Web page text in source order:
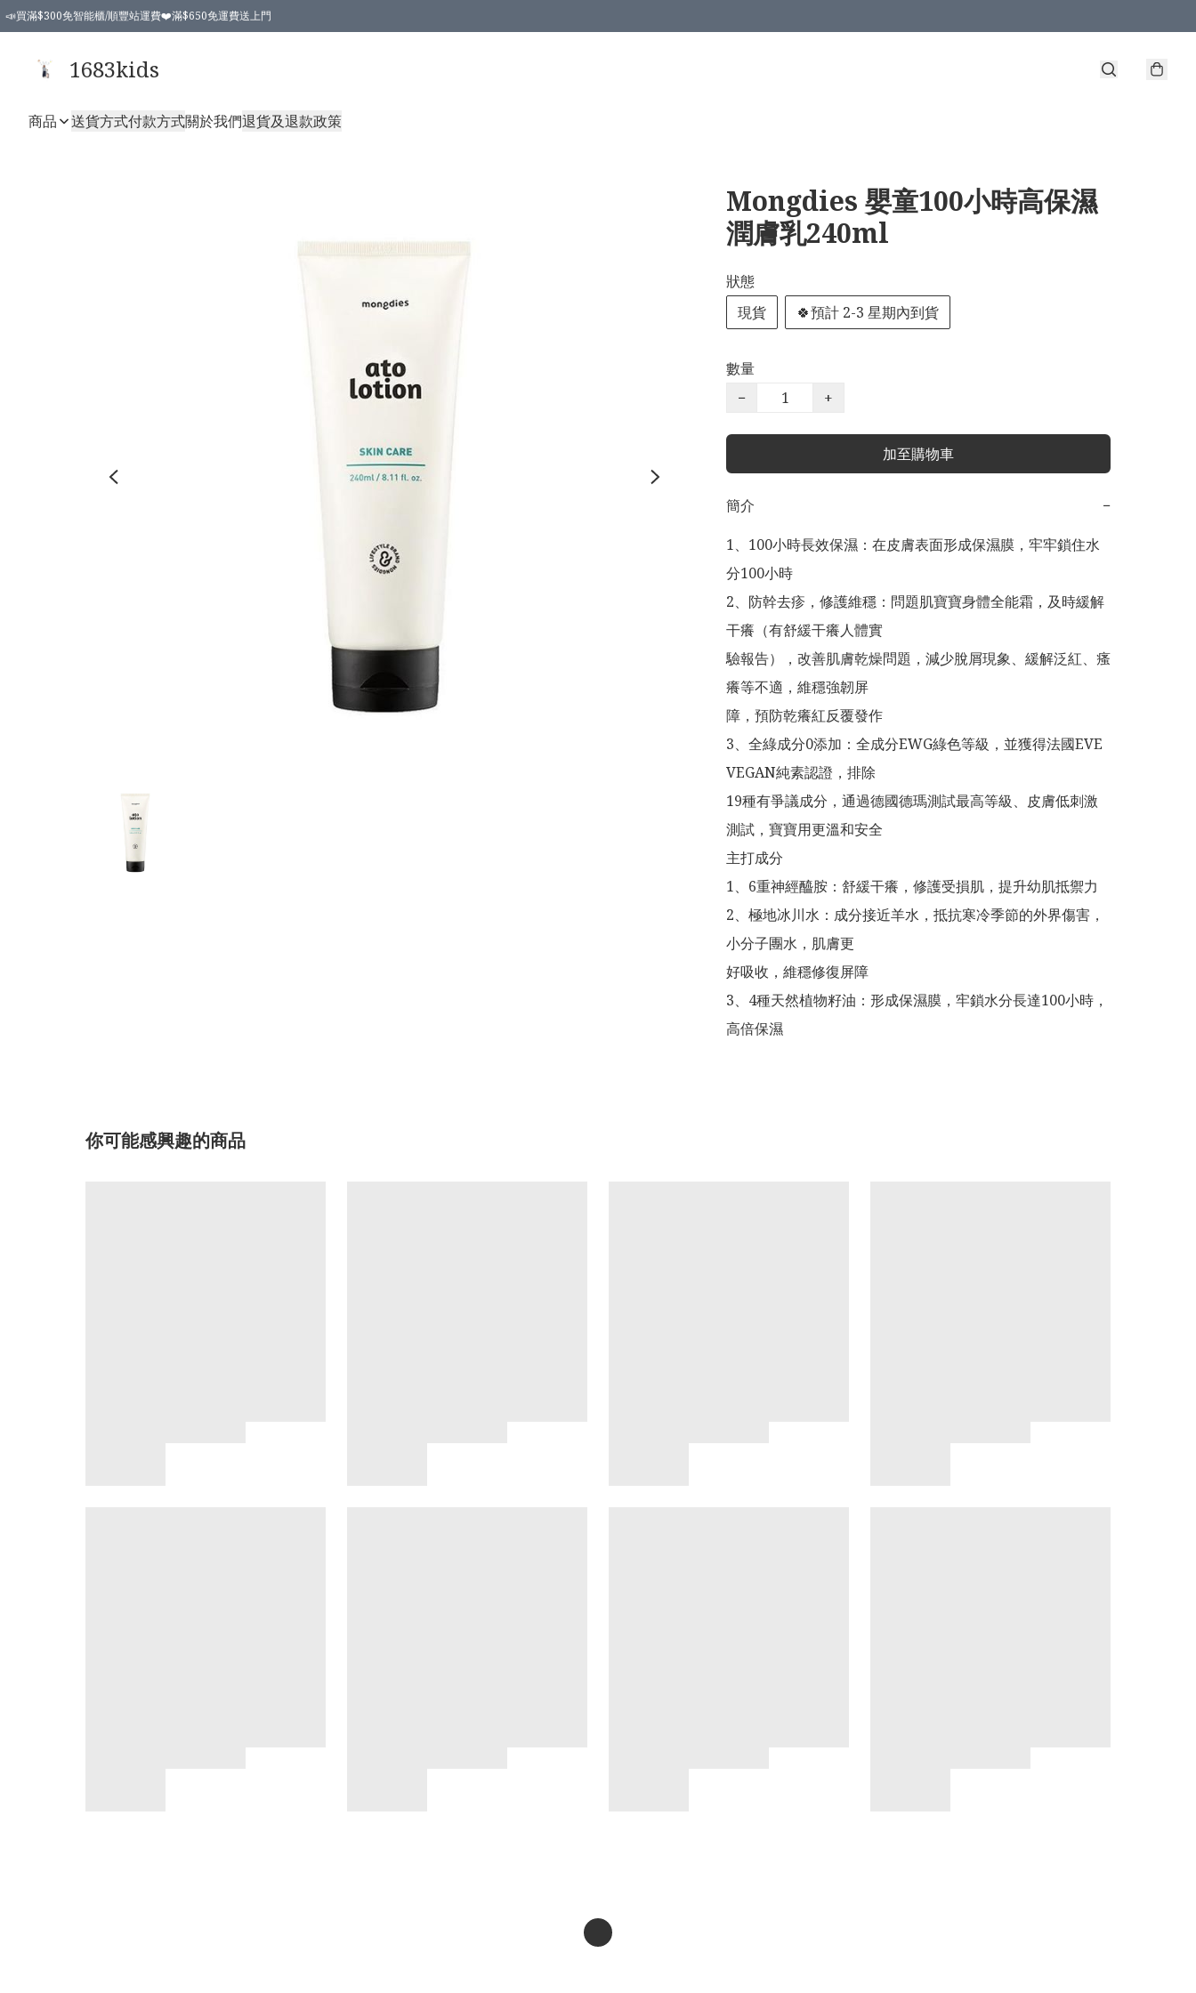
📣買滿$300免智能櫃/順豐站運費❤️滿$650免運費送上門
1683kids
商品 送貨方式付款方式關於我們退貨及退款政策
Mongdies 嬰童100小時高保濕
潤膚乳240ml
狀態
現貨
🍀預計 2-3 星期內到貨
數量
−
+
加至購物車
簡介
−
1、100小時長效保濕：在皮膚表面形成保濕膜，牢牢鎖住水
分100小時
2、防幹去疹，修護維穩：問題肌寶寶身體全能霜，及時緩解
干癢（有舒緩干癢人體實
驗報告），改善肌膚乾燥問題，減少脫屑現象、緩解泛紅、瘙
癢等不適，維穩強韌屏
障，預防乾癢紅反覆發作
3、全綠成分0添加：全成分EWG綠色等級，並獲得法國EVE
VEGAN純素認證，排除
19種有爭議成分，通過德國德瑪測試最高等級、皮膚低刺激
測試，寶寶用更溫和安全
主打成分
1、6重神經醯胺：舒緩干癢，修護受損肌，提升幼肌抵禦力
2、極地冰川水：成分接近羊水，抵抗寒冷季節的外界傷害，
小分子團水，肌膚更
好吸收，維穩修復屏障
3、4種天然植物籽油：形成保濕膜，牢鎖水分長達100小時，
高倍保濕
你可能感興趣的商品